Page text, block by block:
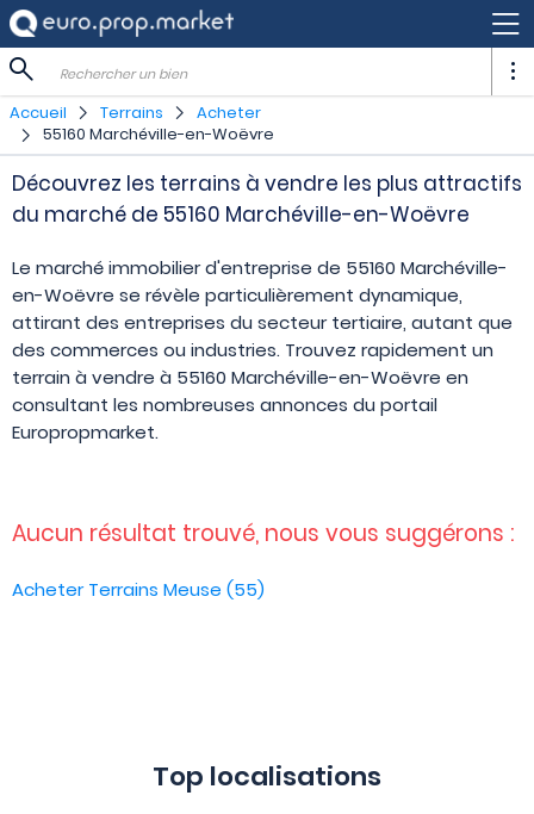
Rechercher un bien
Accueil Terrains
Acheter
55160 Marchéville-en-Woëvre
Découvrez les terrains à vendre les plus attractifs
du marché de 55160 Marchéville-en-Woëvre
Le marché immobilier d'entreprise de 55160 Marchéville-
en-Woëvre se révèle particulièrement dynamique,
attirant des entreprises du secteur tertiaire, autant que
des commerces ou industries. Trouvez rapidement un
terrain à vendre à 55160 Marchéville-en-Woëvre en
consultant les nombreuses annonces du portail
Europropmarket.
Aucun résultat trouvé, nous vous suggérons :
Acheter Terrains Meuse (55)
Top localisations